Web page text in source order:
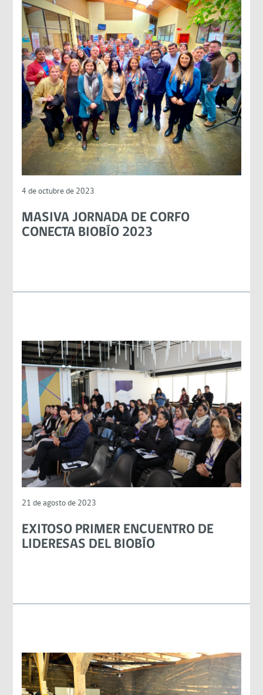
4 de octubre de 2023
MASIVA JORNADA DE CORFO
CONECTA BIOBÍO 2023
21 de agosto de 2023
EXITOSO PRIMER ENCUENTRO DE
LIDERESAS DEL BIOBÍO